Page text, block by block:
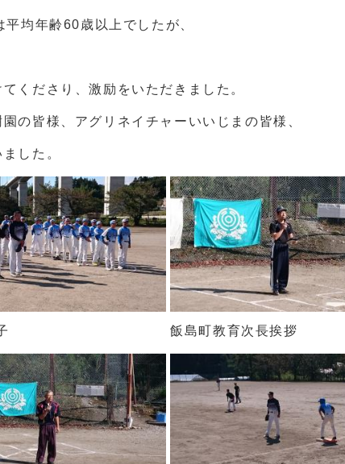
均年齢60歳以上でしたが、
くださり、激励をいただきました。
の皆様、アグリネイチャーいいじまの皆様、
した。
飯島町教育次長挨拶